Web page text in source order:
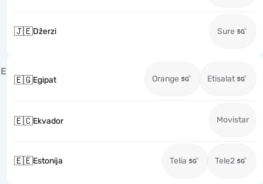
🇯🇪Džerzi Sure
E
🇪🇬Egipat Orange Etisalat
🇪🇨Ekvador Movistar
🇪🇪Estonija Telia Tele2